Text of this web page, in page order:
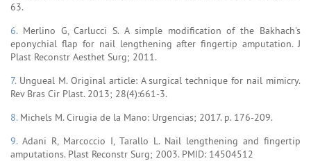
63.
6. Merlino G, Carlucci S. A simple modification of the Bakhach's
eponychial flap for nail lengthening after fingertip amputation. J
Plast Reconstr Aesthet Surg; 2011.
7. Ungueal M. Original article: A surgical technique for nail mimicry.
Rev Bras Cir Plast. 2013; 28(4):661-3.
8. Michels M. Cirugia de la Mano: Urgencias; 2017. p. 176-209.
9. Adani R, Marcoccio I, Tarallo L. Nail lengthening and fingertip
amputations. Plast Reconstr Surg; 2003. PMID: 14504512